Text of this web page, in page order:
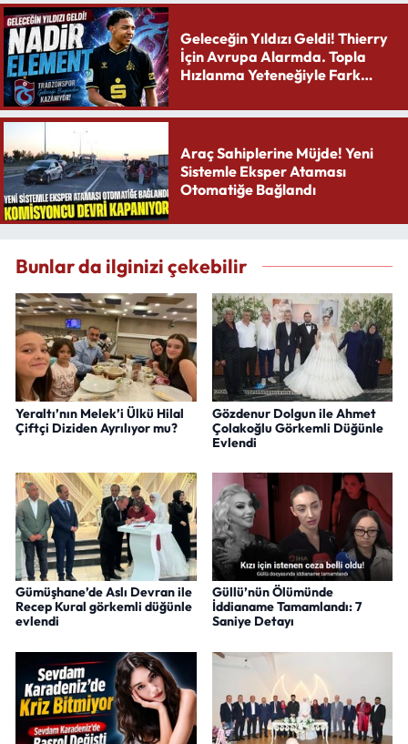
Geleceğin Yıldızı Geldi! Thierry
İçin Avrupa Alarmda. Topla
Hızlanma Yeteneğiyle Fark
Araç Sahiplerine Müjde! Yeni
Sistemle Eksper Ataması
Otomatiğe Bağlandı
Bunlar da ilginizi çekebilir
Yeraltı’nın Melek’i Ülkü Hilal
Çiftçi Diziden Ayrılıyor mu?
Gözdenur Dolgun ile Ahmet
Çolakoğlu Görkemli Düğünle
Evlendi
Gümüşhane’de Aslı Devran ile
Recep Kural görkemli düğünle
evlendi
Güllü’nün Ölümünde
İddianame Tamamlandı: 7
Saniye Detayı